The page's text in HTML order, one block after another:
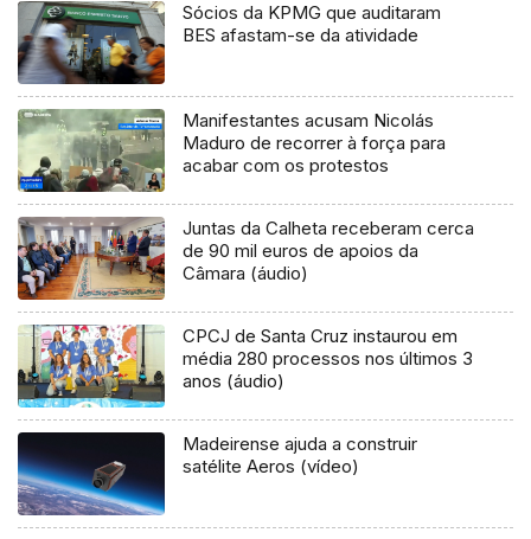
Sócios da KPMG que auditaram
BES afastam-se da atividade
Manifestantes acusam Nicolás
Maduro de recorrer à força para
acabar com os protestos
Juntas da Calheta receberam cerca
de 90 mil euros de apoios da
Câmara (áudio)
CPCJ de Santa Cruz instaurou em
média 280 processos nos últimos 3
anos (áudio)
Madeirense ajuda a construir
satélite Aeros (vídeo)